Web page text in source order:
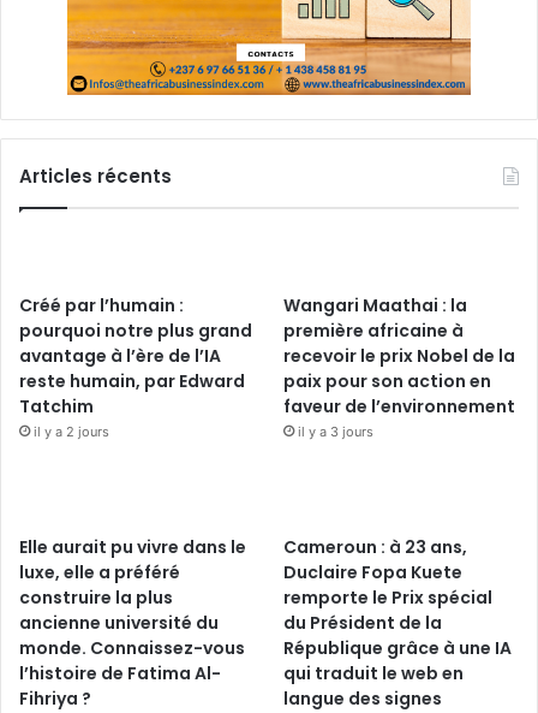
Articles récents
Créé par l’humain :
pourquoi notre plus grand
avantage à l’ère de l’IA
reste humain, par Edward
Tatchim
il y a 2 jours
Wangari Maathai : la
première africaine à
recevoir le prix Nobel de la
paix pour son action en
faveur de l’environnement
il y a 3 jours
Elle aurait pu vivre dans le
luxe, elle a préféré
construire la plus
ancienne université du
monde. Connaissez-vous
l’histoire de Fatima Al-
Fihriya ?
Cameroun : à 23 ans,
Duclaire Fopa Kuete
remporte le Prix spécial
du Président de la
République grâce à une IA
qui traduit le web en
langue des signes